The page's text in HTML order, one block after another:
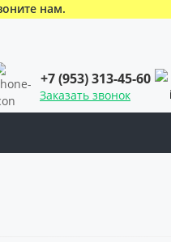
нам.
+7 (953) 313-45-60
Заказать звонок